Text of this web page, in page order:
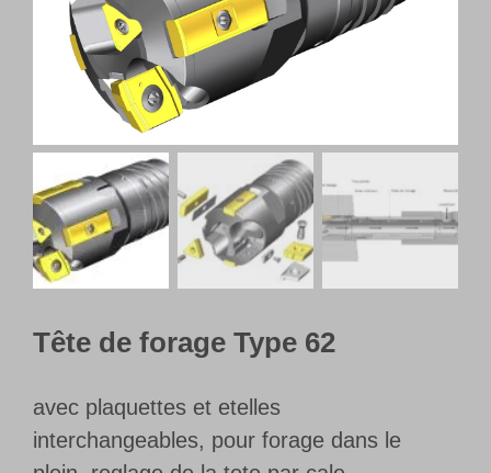
Français
Tête de forage Type 62
avec plaquettes et etelles
interchangeables, pour forage dans le